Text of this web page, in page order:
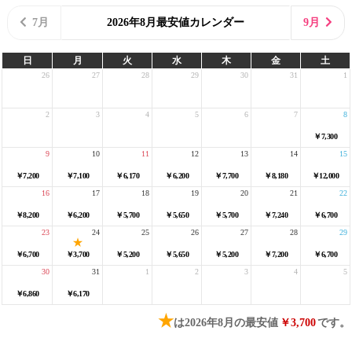
7月 2026年8月最安値カレンダー 9月
日 月 火 水 木 金 土
26 27 28 29 30 31 1
2 3 4 5 6 7
￥7,300
8
￥7,200
9
￥7,100
10
￥6,170
11
￥6,200
12
￥7,700
13
￥8,180
14
￥12,000
15
￥8,200
16
￥6,200
17
￥5,700
18
￥5,650
19
￥5,700
20
￥7,240
21
￥6,700
22
￥6,700
23
￥3,700
24
￥5,200
25
￥5,650
26
￥5,200
27
￥7,200
28
￥6,700
29
￥6,860
30
￥6,170
31 1 2 3 4 5
★は2026年8月の最安値 ￥3,700です。